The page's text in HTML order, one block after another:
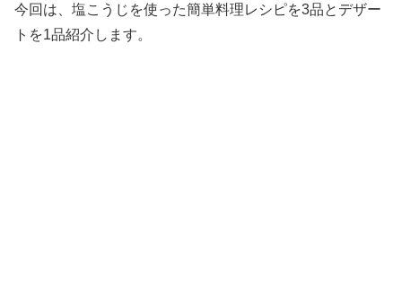
今回は、塩こうじを使った簡単料理レシピを3品とデザー
トを1品紹介します。